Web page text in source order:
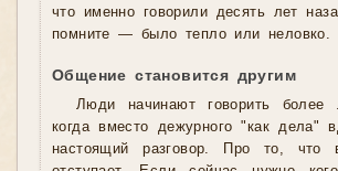
что именно говорили десять лет
помните — было тепло или неловко.
Общение становится другим
Люди начинают говорить более
когда вместо дежурного "как дела"
настоящий разговор. Про то, что